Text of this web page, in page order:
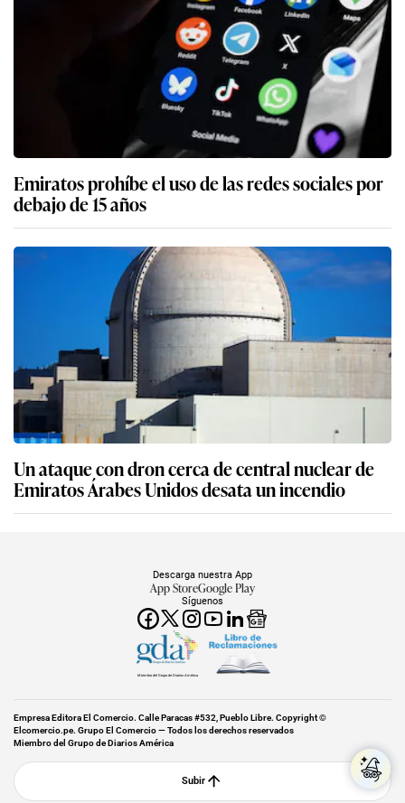
Emiratos prohíbe el uso de las redes sociales por
debajo de 15 años
Un ataque con dron cerca de central nuclear de
Emiratos Árabes Unidos desata un incendio
Síguenos
Descarga nuestra App
App StoreGoogle Play
Miembro del Grupo de Diarios América
Empresa Editora El Comercio. Calle Paracas #532, Pueblo Libre. Copyright ©
Elcomercio.pe. Grupo El Comercio — Todos los derechos reservados
Miembro del Grupo de Diarios América
Subir